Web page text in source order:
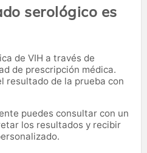
serológico es
de VIH a través de
de prescripción médica.
resultado de la prueba con
puedes consultar con un
los resultados y recibir